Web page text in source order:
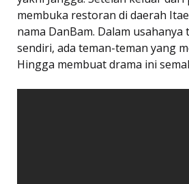
membuka restoran di daerah
nama DanBam. Dalam
sendiri, ada teman-teman yang
Hingga membuat drama ini